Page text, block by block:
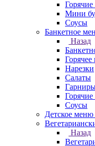
Горячие
Мини
Соусы
Банкетное
Назад
Нарезки
Салаты
Горячие
Соусы
Детское меню
Назад